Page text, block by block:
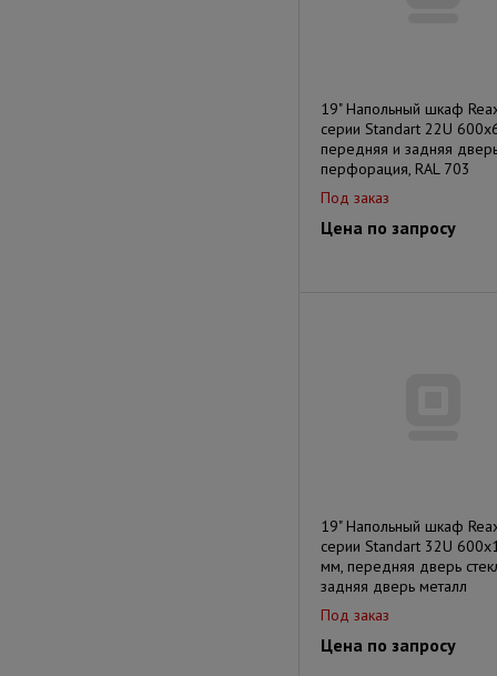
19" Напольный шкаф
серии Standart 22U
передняя и задняя
перфорация, RAL 703
Под заказ
Цена по запросу
19" Напольный шкаф
серии Standart 32U
мм, передняя дверь
задняя дверь металл
Под заказ
Цена по запросу